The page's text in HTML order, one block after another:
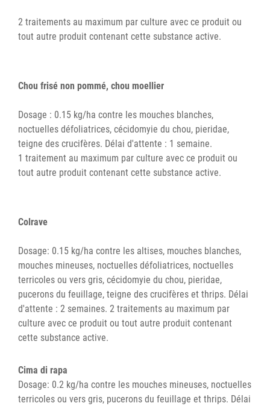
2 traitements au maximum par culture avec ce produit ou
tout autre produit contenant cette substance active.
Chou frisé non pommé, chou moellier
Dosage : 0.15 kg/ha contre les mouches blanches,
noctuelles défoliatrices, cécidomyie du chou, pieridae,
teigne des crucifères. Délai d'attente : 1 semaine.
1 traitement au maximum par culture avec ce produit ou
tout autre produit contenant cette substance active.
Colrave
Dosage: 0.15 kg/ha contre les altises, mouches blanches,
mouches mineuses, noctuelles défoliatrices, noctuelles
terricoles ou vers gris, cécidomyie du chou, pieridae,
pucerons du feuillage, teigne des crucifères et thrips. Délai
d'attente : 2 semaines. 2 traitements au maximum par
culture avec ce produit ou tout autre produit contenant
cette substance active.
Cima di rapa
Dosage: 0.2 kg/ha contre les mouches mineuses, noctuelles
terricoles ou vers gris, pucerons du feuillage et thrips. Délai